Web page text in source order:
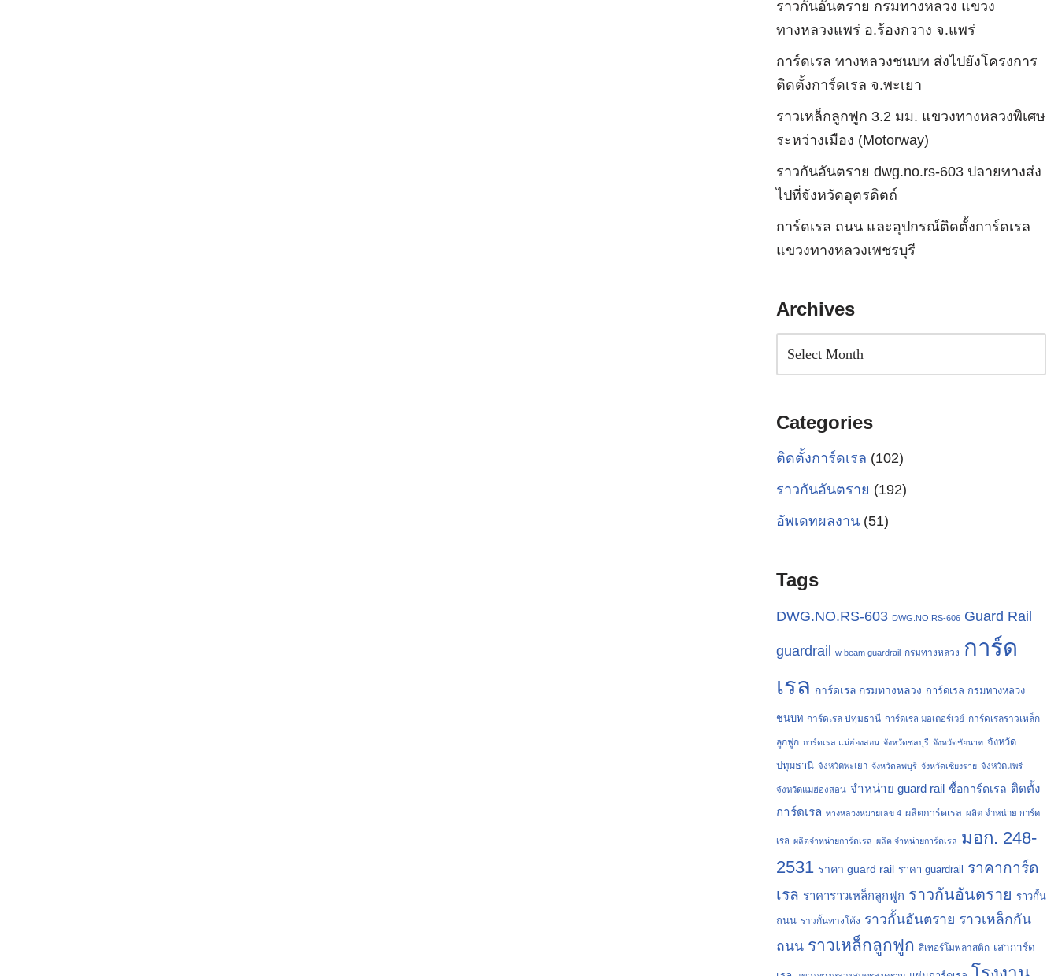
ราวกันอันตราย กรมทางหลวง แขวง
ทางหลวงแพร่ อ.ร้องกวาง จ.แพร่
การ์ดเรล ทางหลวงชนบท ส่งไปยังโครงการ
ติดตั้งการ์ดเรล จ.พะเยา
ราวเหล็กลูกฟูก 3.2 มม. แขวงทางหลวงพิเศษ
ระหว่างเมือง (Motorway)
ราวกันอันตราย dwg.no.rs-603 ปลายทางส่ง
ไปที่จังหวัดอุตรดิตถ์
การ์ดเรล ถนน และอุปกรณ์ติดตั้งการ์ดเรล
แขวงทางหลวงเพชรบุรี
Archives
Categories
ติดตั้งการ์ดเรล (102)
ราวกันอันตราย (192)
อัพเดทผลงาน(51)
Tags
DWG.NO.RS-603 DWG.NO.RS-606 Guard Rail
guardrail w beam guardrail กรมทางหลวง การ์ด
เรล การ์ดเรล กรมทางหลวง การ์ดเรล กรมทางหลวง
ชนบท การ์ดเรล ปทุมธานี การ์ดเรล มอเตอร์เวย์ การ์ดเรลราวเหล็ก
ลูกฟูก การ์ดเรล แม่ฮ่องสอน จังหวัดชลบุรี จังหวัดชัยนาท จังหวัด
ปทุมธานี จังหวัดพะเยา จังหวัดลพบุรี จังหวัดเชียงราย จังหวัดแพร่
จังหวัดแม่ฮ่องสอน จำหน่าย guard rail ซื้อการ์ดเรล ติดตั้ง
การ์ดเรล ทางหลวงหมายเลข 4 ผลิตการ์ดเรล ผลิต จำหน่าย การ์ด
เรล ผลิตจำหน่ายการ์ดเรล ผลิต จำหน่ายการ์ดเรล มอก. 248-
2531 ราคา guard rail ราคา guardrail
ราคาการ์ด
เรล ราคาราวเหล็กลูกฟูก ราวกันอันตราย ราวกั้น
ถนน ราวกั้นทางโค้ง ราวกั้นอันตราย ราวเหล็กกัน
ถนน ราวเหล็กลูกฟูก สีเทอร์โมพลาสติก เสาการ์ด